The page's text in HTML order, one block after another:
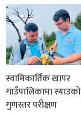
स्वामिकार्तिक खापर
गाउँपालिकामा स्याउको
गुणस्तर परीक्षण